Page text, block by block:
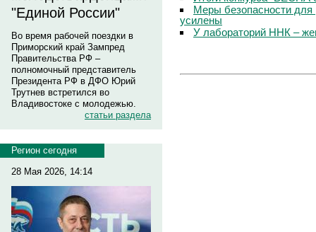
"Единой России"
Во время рабочей поездки в
Приморский край Зампред
Правительства РФ –
полномочный представитель
Президента РФ в ДФО Юрий
Трутнев встретился во
Владивостоке с молодежью.
статьи раздела
Регион сегодня
28 Мая 2026, 14:14
Меры безопасности
усилены
У лабораторий ННК –